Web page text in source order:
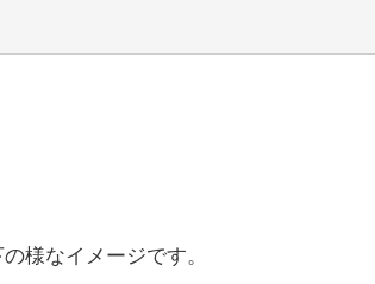
様なイメージです。